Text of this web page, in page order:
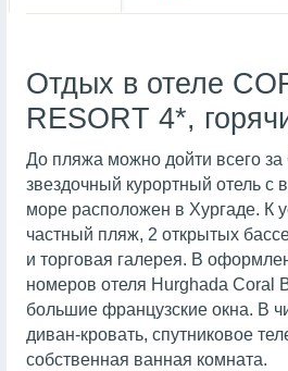
Отдых в отеле
RESORT 4*,
До пляжа можно дойти всего за
звездочный курортный отель с
море расположен в Хургаде. К
частный пляж, 2 открытых
и торговая галерея. В
номеров отеля Hurghada Coral
большие французские окна. В
диван-кровать, спутниковое
собственная ванная комната.